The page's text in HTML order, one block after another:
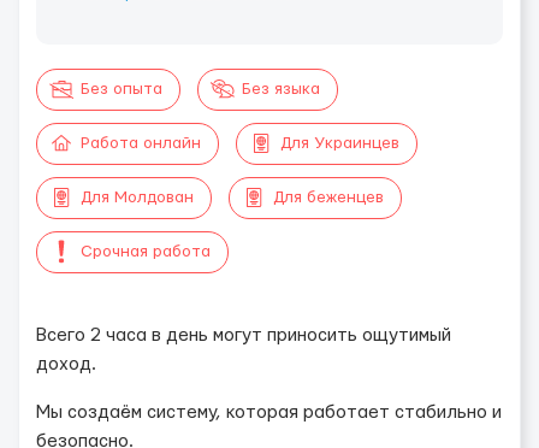
Без опыта Без языка
Работа онлайн Для Украинцев
Для Молдован Для беженцев
Срочная работа
Всего 2 часа в день могут приносить ощутимый
доход.
Мы создаём систему, которая работает стабильно и
безопасно.